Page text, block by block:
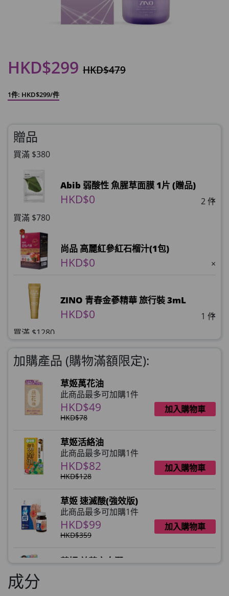
HKD$299 HKD$479
1件: HKD$299/件
贈品
買滿 $380
2 件
Abib 弱酸性 魚腥草面膜 1片 (贈品)
HKD$0
×
買滿 $780
1 件
尚品 高麗紅參紅石榴汁(1包)
HKD$0 ×
ZINO 青春金蔘精華 旅行裝 3mL
HKD$0
×
買滿 $1280
月)
HKD$0
HKD$145
加購產品 (購物滿額限定):
草姬萬花油
此商品最多可加購1件
HKD$49
HKD$78
加入購物車
草姬活絡油
此商品最多可加購1件
HKD$82
HKD$128
加入購物車
草姬 速滅酸(強效版)
此商品最多可加購1件
HKD$99
HKD$359
加入購物車
草姬 益菌之白潤
成分